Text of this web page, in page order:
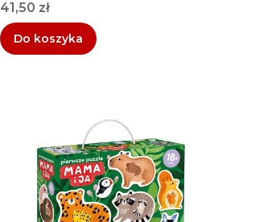
Cena
41,50 zł
Do koszyka